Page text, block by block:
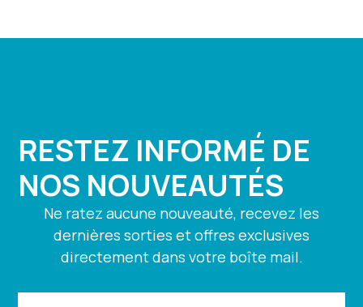
RESTEZ INFORMÉ DE
NOS NOUVEAUTÉS
Ne ratez aucune nouveauté, recevez les
dernières sorties et offres exclusives
directement dans votre boîte mail.